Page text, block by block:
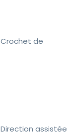
Crochet de
Direction assistée